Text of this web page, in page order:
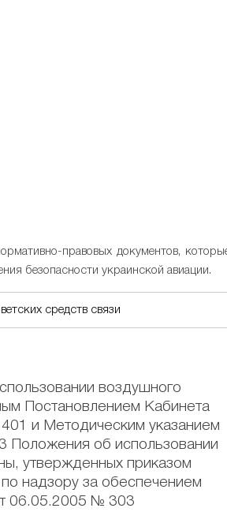
правовых документов,
безопасности украинской авиации.
средств связи
воздушного
Постановлением Кабинета
и Методическим указанием
Положения об использовании
утвержденных приказом
надзору за обеспечением
06.05.2005 № 303